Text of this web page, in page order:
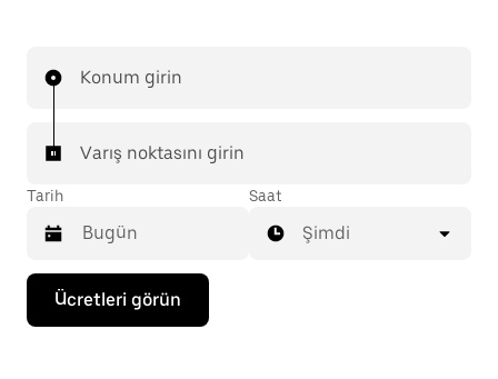
Konum girin
Varış noktasını girin
Tarih
Takvimle
etkileşime
geçmek
Saat
Şimdi
Ücretleri görün